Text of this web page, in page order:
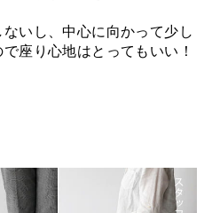
いし、中心に向かって少し
座り心地はとってもいい！